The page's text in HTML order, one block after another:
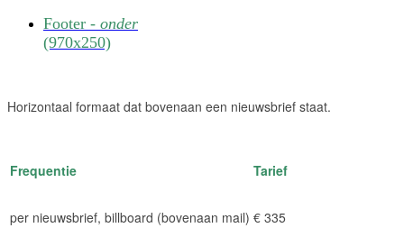
Footer - onder
(970x250)
Horizontaal formaat dat bovenaan een nieuwsbrief staat.
Frequentie Tarief
per nieuwsbrief, billboard (bovenaan mail) € 335